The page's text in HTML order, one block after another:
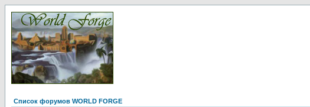
Список форумов WORLD FORGE